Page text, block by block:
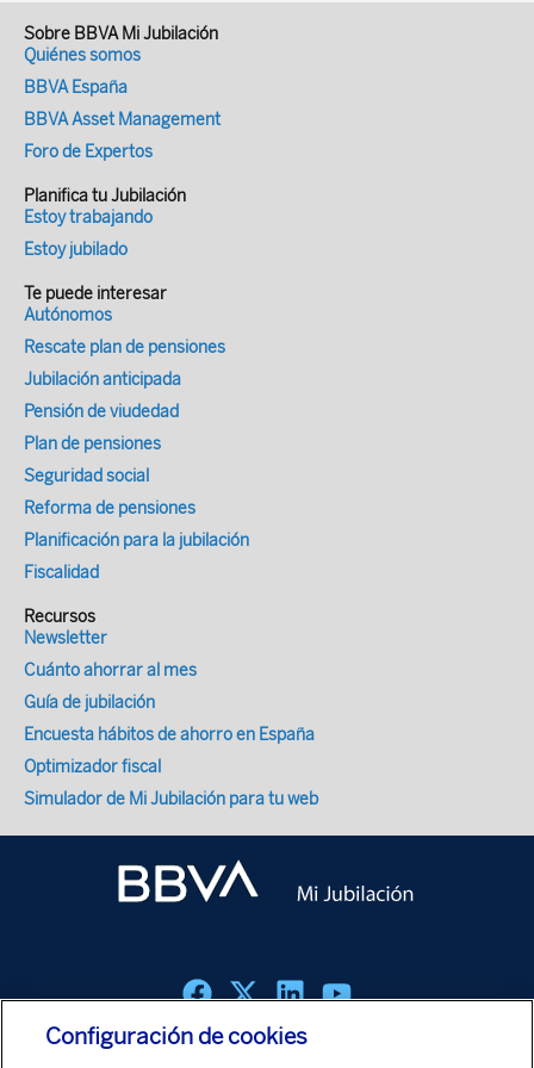
Sobre BBVA Mi Jubilación
Quiénes somos
BBVA España
BBVA Asset Management
Foro de Expertos
Planifica tu Jubilación
Estoy trabajando
Estoy jubilado
Te puede interesar
Autónomos
Rescate plan de pensiones
Jubilación anticipada
Pensión de viudedad
Plan de pensiones
Seguridad social
Reforma de pensiones
Planificación para la jubilación
Fiscalidad
Recursos
Newsletter
Cuánto ahorrar al mes
Guía de jubilación
Encuesta hábitos de ahorro en España
Optimizador fiscal
Simulador de Mi Jubilación para tu web
Configuración de cookies